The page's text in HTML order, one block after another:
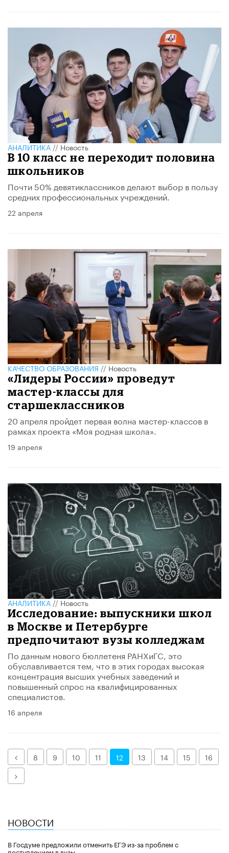
АНАЛИТИКА//Новость
В 10 класс не переходит половина
школьников
Почти 50% девятиклассников делают выбор в пользу
средних профессиональных учреждений.
22 апреля
КАЧЕСТВО ОБРАЗОВАНИЯ//Новость
«Лидеры России» проведут
мастер-классы для
старшеклассников
​20 апреля пройдет первая волна мастер-классов в
рамках проекта «Моя родная школа».
19 апреля
АНАЛИТИКА//Новость
Исследование: выпускники школ
в Москве и Петербурге
предпочитают вузы колледжам
По данным нового бюллетеня РАНХиГС, это
обуславливается тем, что в этих городах высокая
концентрация высших учебных заведений и
повышенный спрос на квалифицированных
специалистов.
16 апреля
Назад
8 9 10 11 12 13 14 15
16
Далее
НОВОСТИ
В Госдуме предложили отменить ЕГЭ из-за проблем с